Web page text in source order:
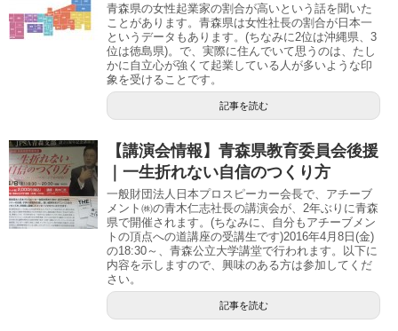
青森県の女性起業家の割合が高いという話を聞いた
ことがあります。青森県は女性社長の割合が日本一
というデータもあります。(ちなみに2位は沖縄県、3
位は徳島県)。で、実際に住んでいて思うのは、たし
かに自立心が強くて起業している人が多いような印
象を受けることです。
記事を読む
【講演会情報】青森県教育委員会後援
｜一生折れない自信のつくり方
一般財団法人日本プロスピーカー会長で、アチーブ
メント㈱の青木仁志社長の講演会が、2年ぶりに青森
県で開催されます。(ちなみに、自分もアチーブメン
トの頂点への道講座の受講生です)2016年4月8日(金)
の18:30～、青森公立大学講堂で行われます。以下に
内容を示しますので、興味のある方は参加してくだ
さい。
記事を読む